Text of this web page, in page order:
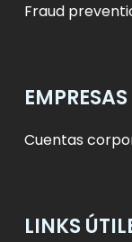
Fraud
EMPRESAS
Cuentas
LINKS